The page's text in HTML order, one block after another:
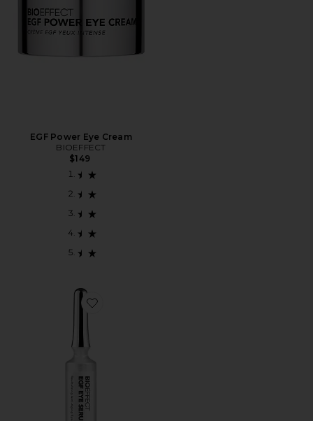
EGF Power Eye Cream
BIOEFFECT
$149
Favorite SÉRUM PARA OS OLHOS EGF